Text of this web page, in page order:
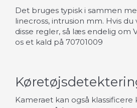
Det bruges typisk i sammen
linecross, intrusion mm. Hvis
disse regler, så læs endelig om
os et kald på 70701009
Kameraet kan også klassificere